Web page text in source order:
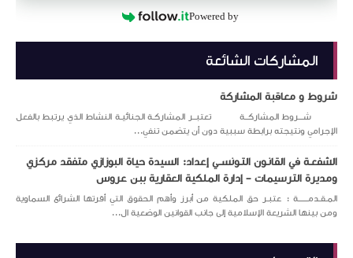
Powered by
المشاركات الشائعة
شروط و معاقبة المشاركة
شـــروط المشاركــة تعتبــر المشاركـة الجنائيـة النشاط الذي يرتبط بالفعل
الإجرامي ونتيجته برابطة سببية دون أن يتضمن تنفي...
الشفعـة في القانـون التـونســي إعداد: السيدة حياة البوزازي متفقد مركزي
ومديرة الترسيمات – إدارة الملكية العقارية ببن عروس
المـقـدمــــــة : عتبـر حق الملكية من أبرز وأهم الحقوق التي أقرتها الشرائع السماوية
ومن بينها الشريعة الإسلامية إلى جانب القوانين الوضعية ال...